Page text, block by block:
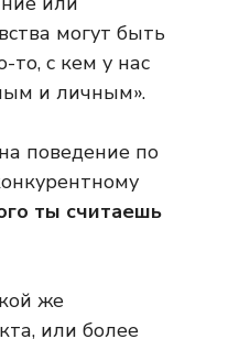
могут быть
то, с кем у нас
и личным».
поведение по
ты считаешь
же
или более